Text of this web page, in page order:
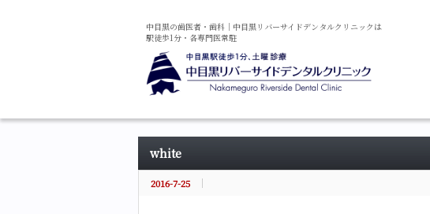
中目黒の歯医者・ 歯科 ｜ 中目黒リバーサイドデンタルクリニックは
駅徒歩1分・ 各専門医常駐
white
2016-7-25